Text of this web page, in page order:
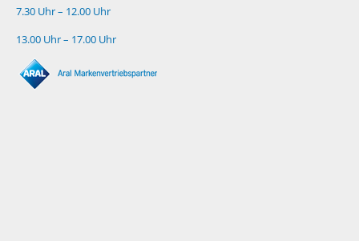
7.30 Uhr – 12.00 Uhr
13.00 Uhr – 17.00 Uhr